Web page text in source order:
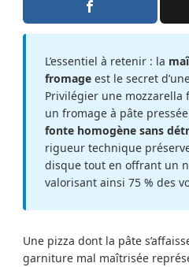
L’essentiel à retenir : la
fromageest le secret
Privilégier une mozzarella
un fromage à pâte
fonte homogène sans
rigueur technique
disque tout en offrant un
valorisant ainsi 75 % des
Une pizza dont la pâte
garniture mal maîtrisée